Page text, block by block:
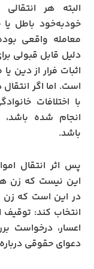
البته هر
خودبه‌خود باطل
معامله واقعی
دلیل قابل قبولی
اثبات فرار از دین
است. اما اگر
با اختلافات
انجام شده باشد،
باشد.
پس اثر انتقال
این نیست که زن
در این است که زن
انتخاب کند: توقیف
اعسار، درخواست
دعوای حقوقی